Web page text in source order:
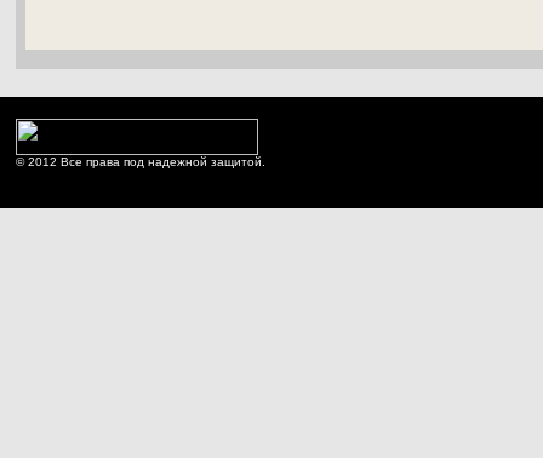
© 2012 Все права под надежной защитой.